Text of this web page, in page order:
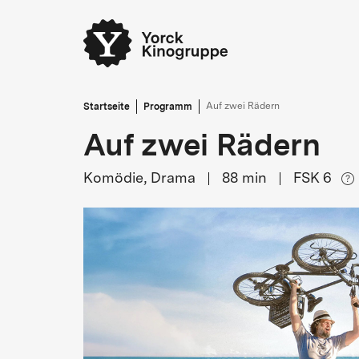
Startseite Programm Auf zwei Rädern
Auf zwei Rädern
Komödie, Drama 88 min FSK 6